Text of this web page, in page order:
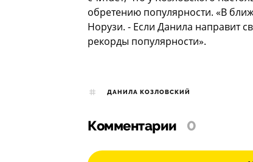
обретению популярности. «В
Норузи. - Если Данила направит
рекорды популярности».
ДАНИЛА КОЗЛОВСКИЙ
Комментарии 0